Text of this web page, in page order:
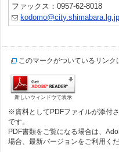
ファックス：0957-62-8018
kodomo@city.shimabara.lg.jp
このマークがついているリン
新しいウィンドウで表示
※資料としてPDFファイルが添付
です。
PDF書類をご覧になる場合は、
場合、最新バージョンをご利用くだ